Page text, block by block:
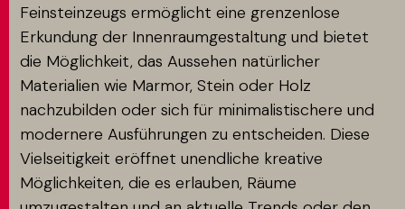
Feinsteinzeugs ermöglicht eine grenzenlose
Erkundung der Innenraumgestaltung und bietet
die Möglichkeit, das Aussehen natürlicher
Materialien wie Marmor, Stein oder Holz
nachzubilden oder sich für minimalistischere und
modernere Ausführungen zu entscheiden. Diese
Vielseitigkeit eröffnet unendliche kreative
Möglichkeiten, die es erlauben, Räume